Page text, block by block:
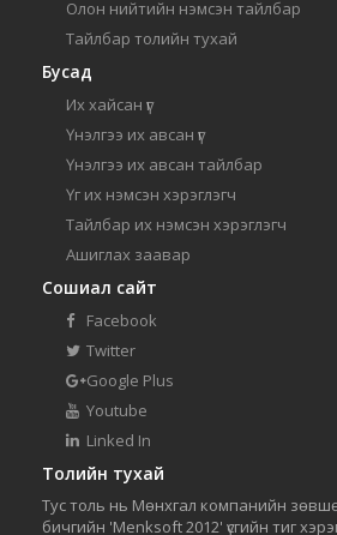
Олон нийтийн нэмсэн тайлбар
Тайлбар толийн тухай
Бусад
Их хайсан үг
Үнэлгээ их авсан үг
Үнэлгээ их авсан тайлбар
Үг их нэмсэн хэрэглэгч
Тайлбар их нэмсэн хэрэглэгч
Ашиглах заавар
Сошиал сайт
Facebook
Twitter
Google Plus
Youtube
Linked In
Толийн тухай
Тус толь нь Мөнхгал компанийн
бичгийн 'Menksoft 2012' үсгийн тиг